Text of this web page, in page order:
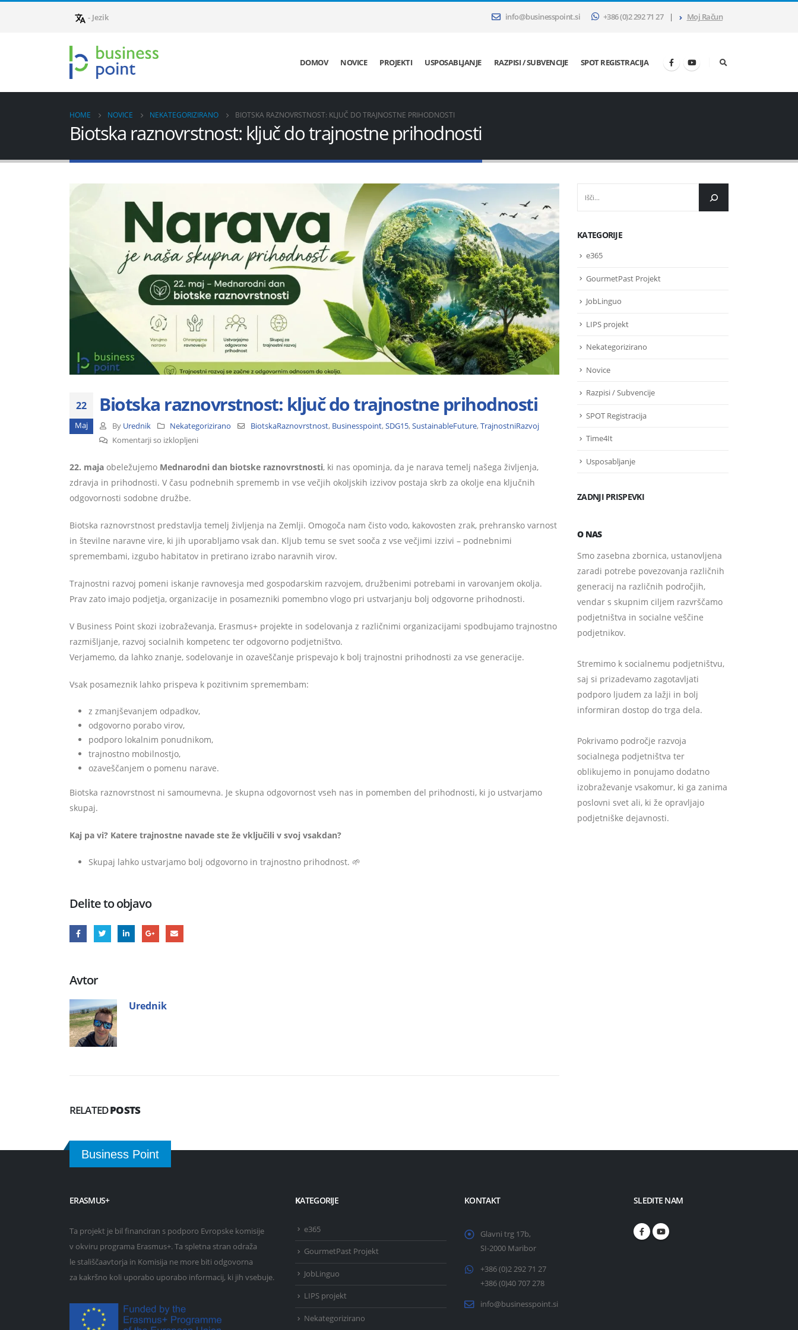
- Jezik info@businesspoint.si +386 (0)2 292 71 27 | Moj Račun
DOMOV NOVICE PROJEKTI USPOSABLJANJE RAZPISI / SUBVENCIJE SPOT REGISTRACIJA
HOME NOVICE NEKATEGORIZIRANO BIOTSKA RAZNOVRSTNOST: KLJUČ DO TRAJNOSTNE PRIHODNOSTI
Biotska raznovrstnost: ključ do trajnostne prihodnosti
22
Maj
Biotska raznovrstnost: ključ do trajnostne prihodnosti
By Urednik Nekategorizirano BiotskaRaznovrstnost, Businesspoint,SDG15,SustainableFuture,TrajnostniRazvoj
Komentarji so izklopljeniza
raznovrstnost:
ključ
prihodnosti
22. maja obeležujemo Mednarodni dan biotske raznovrstnosti, ki nas opominja, da je narava temelj našega življenja,
zdravja in prihodnosti. V času podnebnih sprememb in vse večjih okoljskih izzivov postaja skrb za okolje ena ključnih
odgovornosti sodobne družbe.
Biotska raznovrstnost predstavlja temelj življenja na Zemlji. Omogoča nam čisto vodo, kakovosten zrak, prehransko varnost
in številne naravne vire, ki jih uporabljamo vsak dan. Kljub temu se svet sooča z vse večjimi izzivi – podnebnimi
spremembami, izgubo habitatov in pretirano izrabo naravnih virov.
Trajnostni razvoj pomeni iskanje ravnovesja med gospodarskim razvojem, družbenimi potrebami in varovanjem okolja.
Prav zato imajo podjetja, organizacije in posamezniki pomembno vlogo pri ustvarjanju bolj odgovorne prihodnosti.
V Business Point skozi izobraževanja, Erasmus+ projekte in sodelovanja z različnimi organizacijami spodbujamo trajnostno
razmišljanje, razvoj socialnih kompetenc ter odgovorno podjetništvo.
Verjamemo, da lahko znanje, sodelovanje in ozaveščanje prispevajo k bolj trajnostni prihodnosti za vse generacije.
Vsak posameznik lahko prispeva k pozitivnim spremembam:
z zmanjševanjem odpadkov,
odgovorno porabo virov,
podporo lokalnim ponudnikom,
trajnostno mobilnostjo,
ozaveščanjem o pomenu narave.
Biotska raznovrstnost ni samoumevna. Je skupna odgovornost vseh nas in pomemben del prihodnosti, ki jo ustvarjamo
skupaj.
Kaj pa vi? Katere trajnostne navade ste že vključili v svoj vsakdan?
Skupaj lahko ustvarjamo bolj odgovorno in trajnostno prihodnost. 🌱
Delite to objavo
Avtor
Urednik
RELATEDPOSTS
KATEGORIJE
e365
GourmetPast Projekt
JobLinguo
LIPS projekt
Nekategorizirano
Novice
Razpisi / Subvencije
SPOT Registracija
Time4It
Usposabljanje
ZADNJI PRISPEVKI
O NAS
Smo zasebna zbornica, ustanovljena
zaradi potrebe povezovanja različnih
generacij na različnih področjih,
vendar s skupnim ciljem razvrščamo
podjetništva in socialne veščine
podjetnikov.
Stremimo k socialnemu podjetništvu,
saj si prizadevamo zagotavljati
podporo ljudem za lažji in bolj
informiran dostop do trga dela.
Pokrivamo področje razvoja
socialnega podjetništva ter
oblikujemo in ponujamo dodatno
izobraževanje vsakomur, ki ga zanima
poslovni svet ali, ki že opravljajo
podjetniške dejavnosti.
Business Point
ERASMUS+
Ta projekt je bil financiran s podporo Evropske komisije
v okviru programa Erasmus+. Ta spletna stran odraža
le stališčaavtorja in Komisija ne more biti odgovorna
za kakršno koli uporabo uporabo informacij, ki jih vsebuje.
KATEGORIJE
e365
GourmetPast Projekt
JobLinguo
LIPS projekt
Nekategorizirano
KONTAKT
Glavni trg 17b,
SI-2000 Maribor
+386 (0)2 292 71 27
+386 (0)40 707 278
info@businesspoint.si
SLEDITE NAM